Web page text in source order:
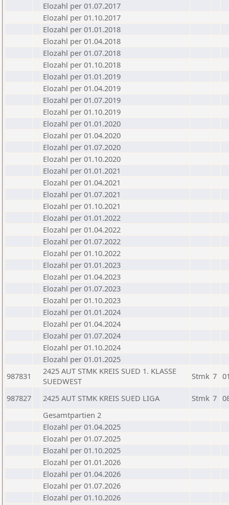
Elozahl per 01.07.2017
Elozahl per 01.10.2017
Elozahl per 01.01.2018
Elozahl per 01.04.2018
Elozahl per 01.07.2018
Elozahl per 01.10.2018
Elozahl per 01.01.2019
Elozahl per 01.04.2019
Elozahl per 01.07.2019
Elozahl per 01.10.2019
Elozahl per 01.01.2020
Elozahl per 01.04.2020
Elozahl per 01.07.2020
Elozahl per 01.10.2020
Elozahl per 01.01.2021
Elozahl per 01.04.2021
Elozahl per 01.07.2021
Elozahl per 01.10.2021
Elozahl per 01.01.2022
Elozahl per 01.04.2022
Elozahl per 01.07.2022
Elozahl per 01.10.2022
Elozahl per 01.01.2023
Elozahl per 01.04.2023
Elozahl per 01.07.2023
Elozahl per 01.10.2023
Elozahl per 01.01.2024
Elozahl per 01.04.2024
Elozahl per 01.07.2024
Elozahl per 01.10.2024
Elozahl per 01.01.2025
987831
2425 AUT STMK KREIS SUED 1. KLASSE
SUEDWEST
Stmk 7
987827 2425 AUT STMK KREIS SUED LIGA Stmk 7
Gesamtpartien 2
Elozahl per 01.04.2025
Elozahl per 01.07.2025
Elozahl per 01.10.2025
Elozahl per 01.01.2026
Elozahl per 01.04.2026
Elozahl per 01.07.2026
Elozahl per 01.10.2026